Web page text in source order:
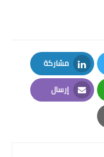
مشاركة
LinkedIn
إرسال
Email